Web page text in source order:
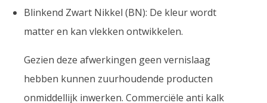
Blinkend Zwart Nikkel (BN): De kleur wordt
matter en kan vlekken ontwikkelen.
Gezien deze afwerkingen geen vernislaag
hebben kunnen zuurhoudende producten
onmiddellijk inwerken. Commerciële anti kalk